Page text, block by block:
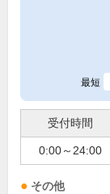
最短
受付時間
0:00～24:00
その他